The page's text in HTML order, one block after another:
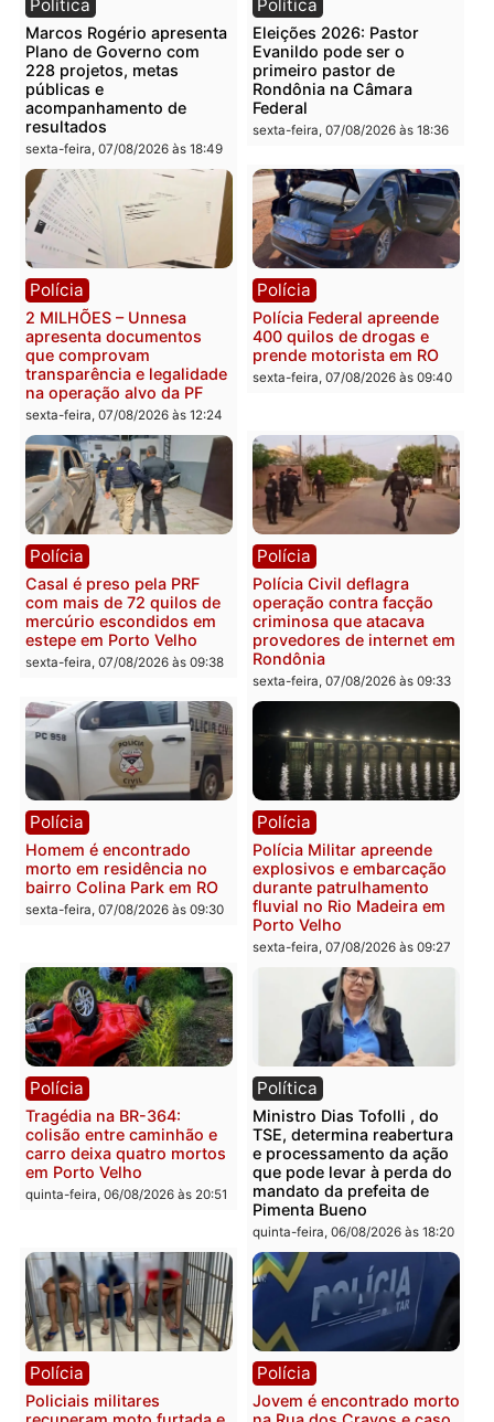
Você também vai querer ler...
Política
Marcos Rogério apresenta
Plano de Governo com
228 projetos, metas
públicas e
acompanhamento de
resultados
sexta-feira, 07/08/2026 às 18:49
Política
Eleições 2026: Pastor
Evanildo pode ser o
primeiro pastor de
Rondônia na Câmara
Federal
sexta-feira, 07/08/2026 às
Polícia
2 MILHÕES – Unnesa
apresenta documentos
que comprovam
transparência e legalidade
na operação alvo da PF
Polícia
Polícia Federal apreende
400 quilos de drogas e
prende motorista em RO
sexta-feira, 07/08/2026 às
Polícia
Casal é preso pela PRF
com mais de 72 quilos de
mercúrio escondidos em
sexta-feira, 07/08/2026 às 09:38
Polícia
Polícia Civil deflagra
operação contra facção
criminosa que atacava
provedores de internet
Rondônia
sexta-feira, 07/08/2026 às
Polícia
Homem é encontrado
morto em residência no
Polícia
Polícia Militar apreende
explosivos e
durante patrulhamento
fluvial no Rio Madeira em
Porto Velho
sexta-feira, 07/08/2026 às